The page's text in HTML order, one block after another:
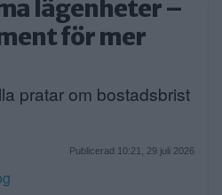
lägenheter –
för mer
pratar om bostadsbrist
Publicerad 10:21, 29 juli 2026